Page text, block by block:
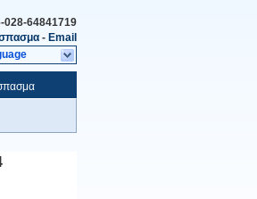
028-64841719
- Email